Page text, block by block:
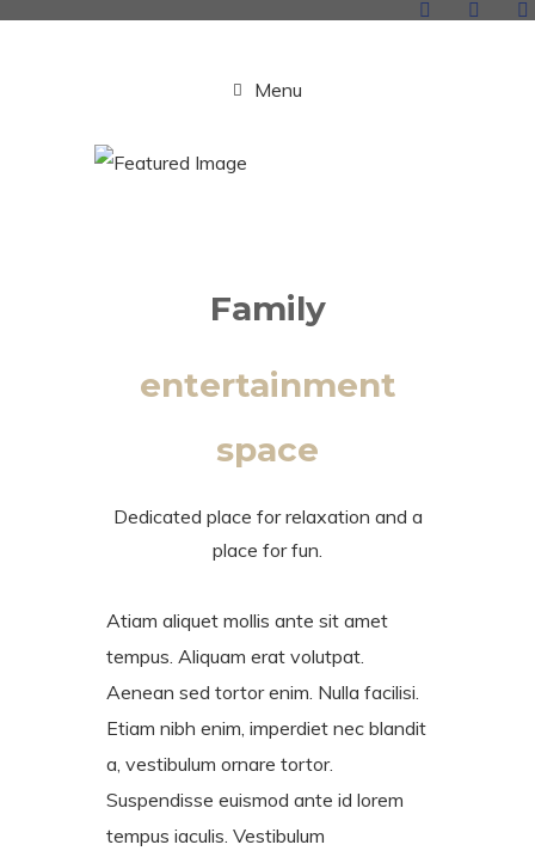
Menu
Family
entertainment
space
Dedicated place for relaxation and a
place for fun.
Atiam aliquet mollis ante sit amet
tempus. Aliquam erat volutpat.
Aenean sed tortor enim. Nulla facilisi.
Etiam nibh enim, imperdiet nec blandit
a, vestibulum ornare tortor.
Suspendisse euismod ante id lorem
tempus iaculis. Vestibulum